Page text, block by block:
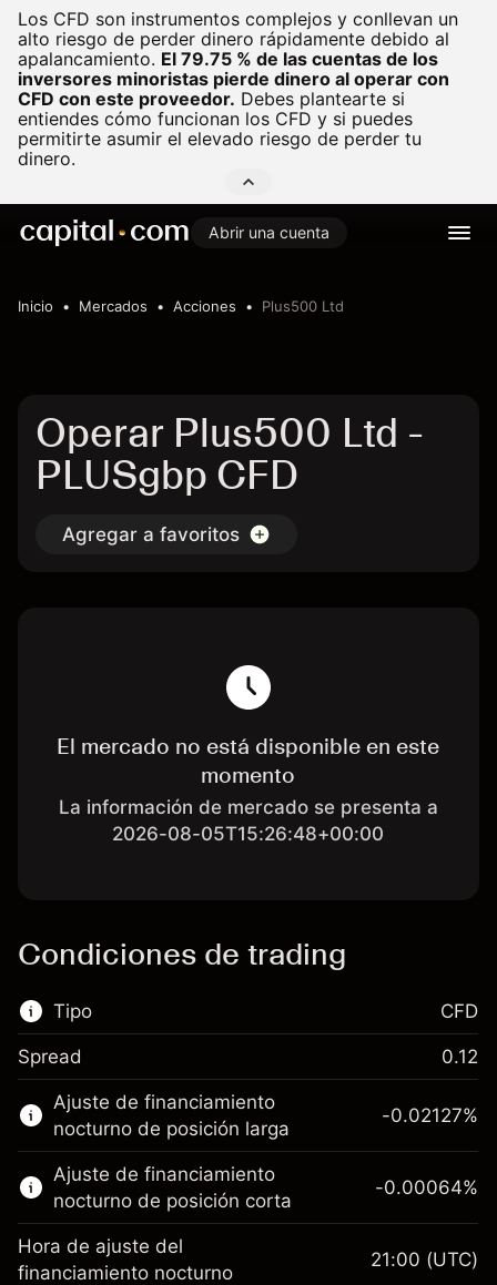
Los CFD son instrumentos complejos y conllevan un
alto riesgo de perder dinero rápidamente debido al
apalancamiento. El 79.75 % de las cuentas de los
inversores minoristas pierde dinero al operar con
CFD con este proveedor. Debes plantearte si
entiendes cómo funcionan los CFD y si puedes
permitirte asumir el elevado riesgo de perder tu
dinero.
Abrir una cuenta
Inicio Mercados Acciones Plus500 Ltd
Operar Plus500 Ltd -
PLUSgbp CFD
Agregar a favoritos
El mercado no está disponible en este
momento
La información de mercado se presenta a
2026-08-05T15:26:48+00:00
Condiciones de trading
Tipo
Este mercado financiero está disponible para
hacer trading con CFD.
Obtén más información sobre:
CFD
CFD
Spread 0.12
Ajuste de financiamiento
nocturno de posición larga
-0.02127%
Ajuste de financiamiento
nocturno de posición corta
-0.00064%
Hora de ajuste del
financiamiento nocturno
21:00 (UTC)